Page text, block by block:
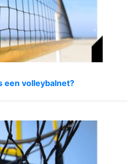
een volleybalnet?